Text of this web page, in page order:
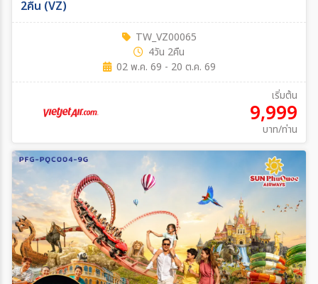
2คืน (VZ)
TW_VZ00065
4วัน 2คืน
02 พ.ค. 69 - 20 ต.ค. 69
เริ่มต้น
9,999
บาท/ท่าน